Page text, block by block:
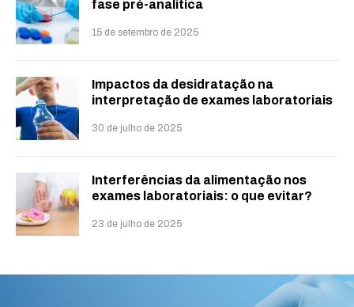
fase pré-analítica
15 de setembro de 2025
Impactos da desidratação na
interpretação de exames laboratoriais
30 de julho de 2025
Interferências da alimentação nos
exames laboratoriais: o que evitar?
23 de julho de 2025